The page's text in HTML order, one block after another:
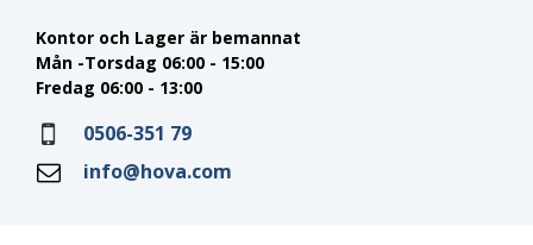
Kontor och Lager är bemannat
Mån -Torsdag 06:00 - 15:00
Fredag 06:00 - 13:00
0506-351 79
info@hova.com